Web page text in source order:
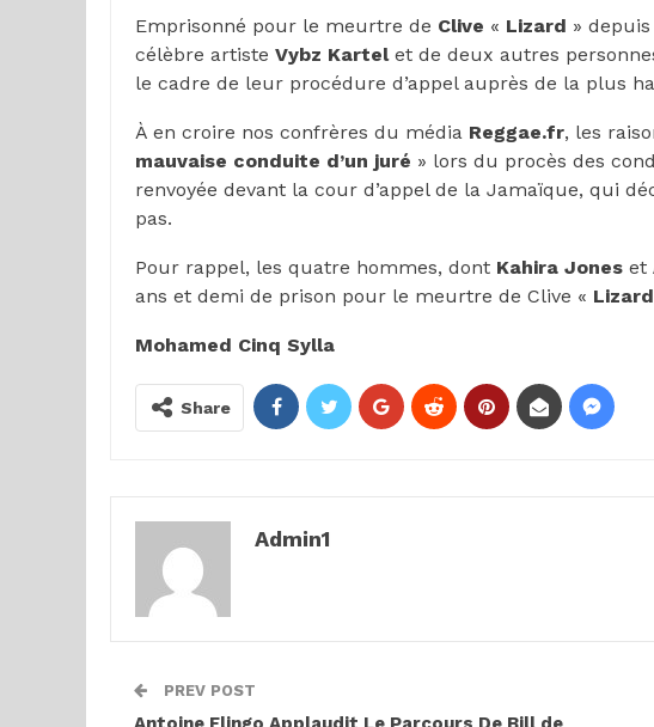
Emprisonné pour le meurtre de Clive « Lizard »
célèbre artiste Vybz Kartel et de deux autres
le cadre de leur procédure d’appel auprès de la plus
À en croire nos confrères du média Reggae.fr, les
mauvaise conduite d’un juré » lors du procès des
renvoyée devant la cour d’appel de la Jamaïque, qui
pas.
Pour rappel, les quatre hommes, dont Kahira Jones et
ans et demi de prison pour le meurtre de Clive « Lizard
Mohamed Cinq Sylla
Share
Admin1
PREV POST